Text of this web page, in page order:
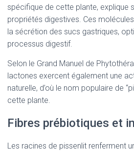
spécifique de cette plante, explique
propriétés digestives. Ces
la sécrétion des sucs gastriques,
processus digestif.
Selon le Grand Manuel de
lactones exercent également une
naturelle, d’où le nom populaire de
cette plante.
Fibres prébiotiques et
Les racines de pissenlit renferment